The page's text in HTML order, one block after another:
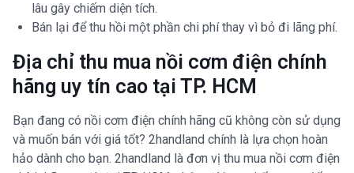
lâu gây chiếm diện tích.
Bán lại để thu hồi một phần chi phí thay vì bỏ đi lãng phí.
Địa chỉ thu mua nồi cơm điện chính
hãng uy tín cao tại TP. HCM
Bạn đang có nồi cơm điện chính hãng cũ không còn sử dụng
và muốn bán với giá tốt? 2handland chính là lựa chọn hoàn
hảo dành cho bạn. 2handland là đơn vị thu mua nồi cơm điện